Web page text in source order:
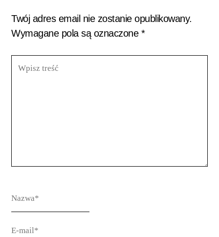
Twój adres email nie zostanie opublikowany.
Wymagane pola są oznaczone *
treść